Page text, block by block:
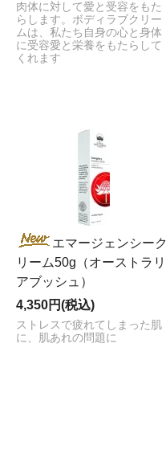
肉体に対して愛と受容をもた
らします。ボディラブクリー
ムは、私たち自身の心と身体
に受容愛と栄養をもたらして
くれます
エマージェンシーク
リーム50g（オーストラリ
アブッシュ）
4,350円(税込)
ストレスで疲れてしまった肌
に、肌あれの問題に